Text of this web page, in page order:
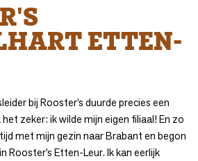
ETTEN-
bij Rooster’s duurde precies een
zeker: ik wilde mijn eigen filiaal! En zo
met mijn gezin naar Brabant en begon
Rooster’s Etten-Leur. Ik kan eerlijk